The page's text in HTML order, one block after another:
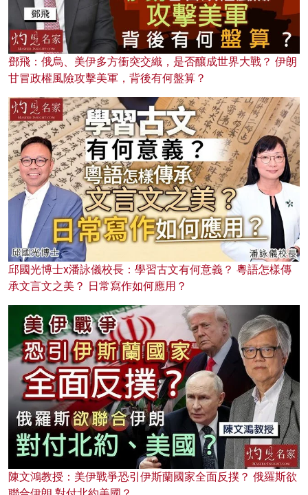
鄧飛：俄烏、美伊多方衝突交織，是否釀成世界大戰？ 伊朗
甘冒政權風險攻擊美軍，背後有何盤算？
邱國光博士x潘詠儀校長：學習古文有何意義？ 粵語怎樣傳
承文言文之美？ 日常寫作如何應用？
陳文鴻教授：美伊戰爭恐引伊斯蘭國家全面反撲？ 俄羅斯欲